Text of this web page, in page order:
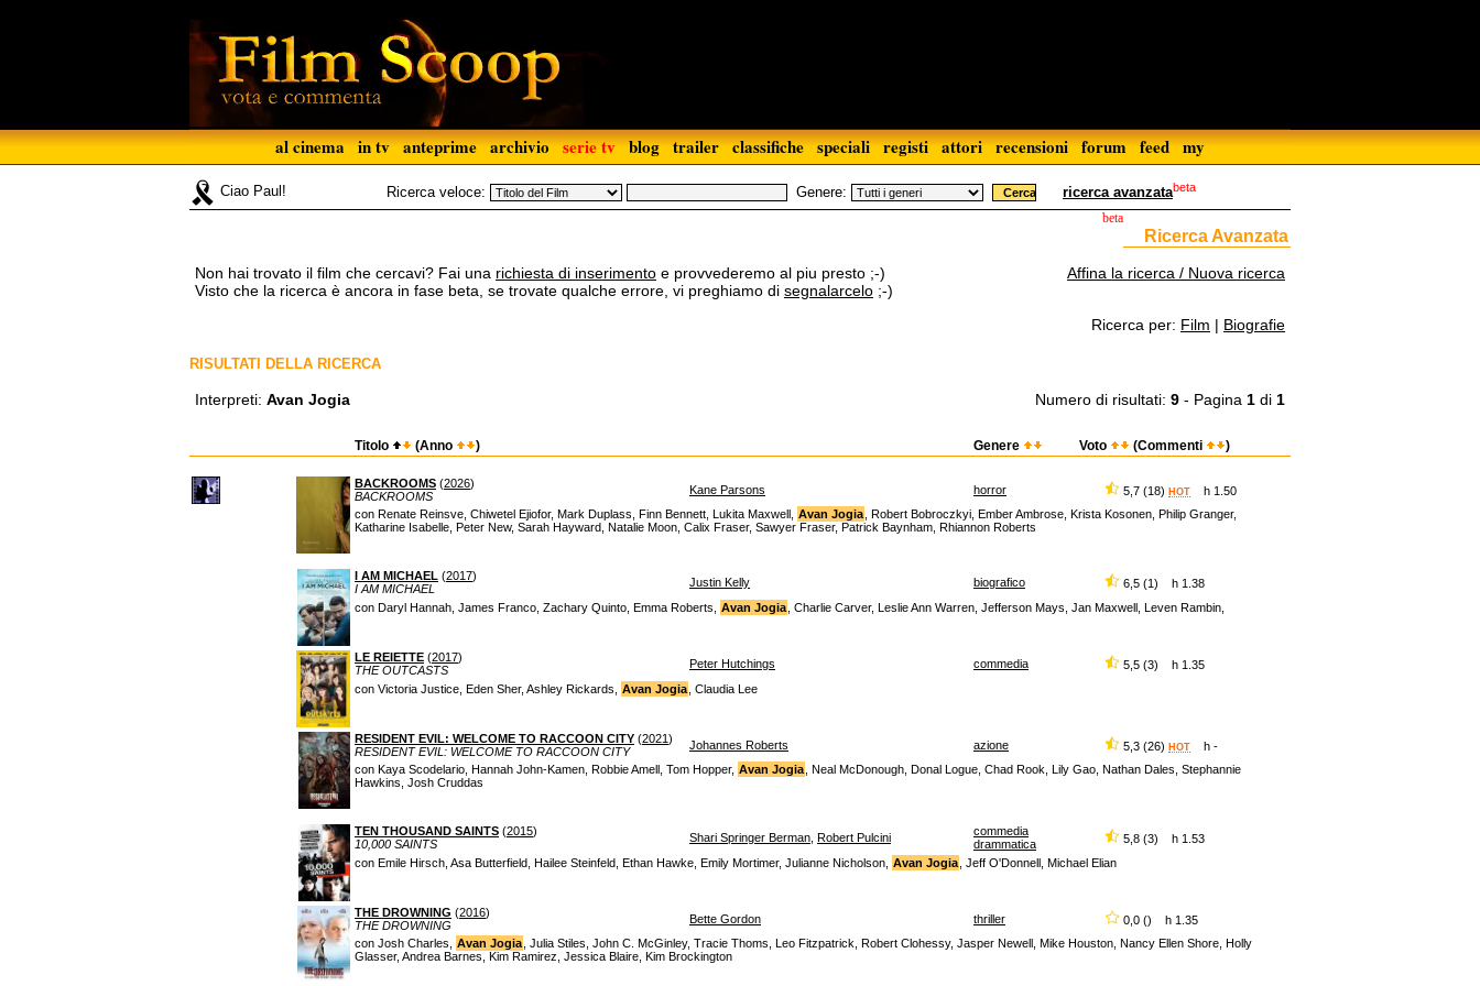
al cinema in tv anteprime archivio serie tv blog trailer classifiche speciali registi attori recensioni forum feed my
Ciao Paul! Ricerca veloce: Genere: ricerca avanzatabeta
Ricerca Avanzata
beta
Affina la ricerca / Nuova ricerca
Non hai trovato il film che cercavi? Fai una richiesta di inserimento e provvederemo al piu presto ;-)
Visto che la ricerca è ancora in fase beta, se trovate qualche errore, vi preghiamo di segnalarcelo ;-)
Ricerca per: Film | Biografie
RISULTATI DELLA RICERCA
Numero di risultati: 9 - Pagina 1 di 1
Interpreti: Avan Jogia
Titolo (Anno ) Genere Voto (Commenti )
BACKROOMS (2026)
BACKROOMS
Kane Parsons horror 5,7 (18) HOT h 1.50
con Renate Reinsve, Chiwetel Ejiofor, Mark Duplass, Finn Bennett, Lukita Maxwell, Avan Jogia , Robert Bobroczkyi, Ember Ambrose, Krista Kosonen, Philip Granger,
Katharine Isabelle, Peter New, Sarah Hayward, Natalie Moon, Calix Fraser, Sawyer Fraser, Patrick Baynham, Rhiannon Roberts
I AM MICHAEL (2017)
I AM MICHAEL
Justin Kelly biografico
6,5 (1) h 1.38
con Daryl Hannah, James Franco, Zachary Quinto, Emma Roberts, Avan Jogia , Charlie Carver, Leslie Ann Warren, Jefferson Mays, Jan Maxwell, Leven Rambin,
LE REIETTE (2017)
THE OUTCASTS
Peter Hutchings commedia
5,5 (3) h 1.35
con Victoria Justice, Eden Sher, Ashley Rickards, Avan Jogia , Claudia Lee
RESIDENT EVIL: WELCOME TO RACCOON CITY (2021)
RESIDENT EVIL: WELCOME TO RACCOON CITY
Johannes Roberts azione 5,3 (26) HOT h -
con Kaya Scodelario, Hannah John-Kamen, Robbie Amell, Tom Hopper, Avan Jogia , Neal McDonough, Donal Logue, Chad Rook, Lily Gao, Nathan Dales, Stephannie
Hawkins, Josh Cruddas
TEN THOUSAND SAINTS (2015)
10,000 SAINTS
Shari Springer Berman Robert Pulcini
commedia
drammatica
5,8 (3) h 1.53
con Emile Hirsch, Asa Butterfield, Hailee Steinfeld, Ethan Hawke, Emily Mortimer, Julianne Nicholson, Avan Jogia , Jeff O'Donnell, Michael Elian
THE DROWNING (2016)
THE DROWNING
Bette Gordon thriller
0,0 () h 1.35
con Josh Charles, Avan Jogia , Julia Stiles, John C. McGinley, Tracie Thoms, Leo Fitzpatrick, Robert Clohessy, Jasper Newell, Mike Houston, Nancy Ellen Shore, Holly
Glasser, Andrea Barnes, Kim Ramirez, Jessica Blaire, Kim Brockington